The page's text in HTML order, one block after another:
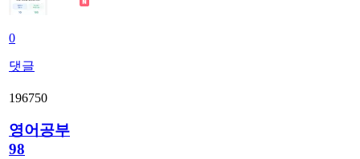
0
댓글
196750
영어공부
98